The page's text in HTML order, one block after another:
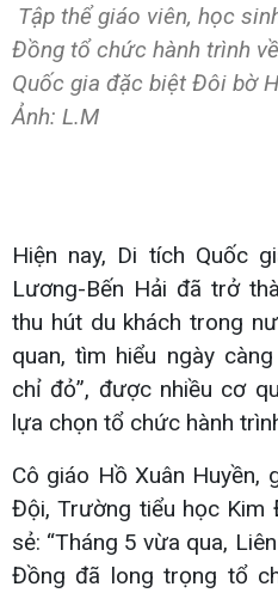
Tập thể giáo viên, học
Đồng tổ chức hành trình
Quốc gia đặc biệt Đôi bờ
Ảnh: L.M
Hiện nay, Di tích Quốc
Lương-Bến Hải đã trở
thu hút du khách trong
quan, tìm hiểu ngày
chỉ đỏ”, được nhiều cơ
lựa chọn tổ chức hành
Cô giáo Hồ Xuân Huyền,
Đội, Trường tiểu học Kim
sẻ: “Tháng 5 vừa qua,
Đồng đã long trọng tổ